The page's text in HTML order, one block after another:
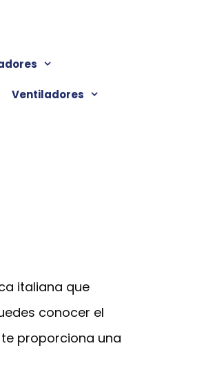
Ventiladores
italiana que
conocer el
proporciona una